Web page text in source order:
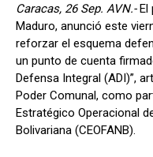
Caracas, 26 Sep. AVN.-El
Maduro, anunció este
reforzar el esquema
un punto de cuenta
Defensa Integral (ADI)”,
Poder Comunal, como
Estratégico Operacional
Bolivariana (CEOFANB).